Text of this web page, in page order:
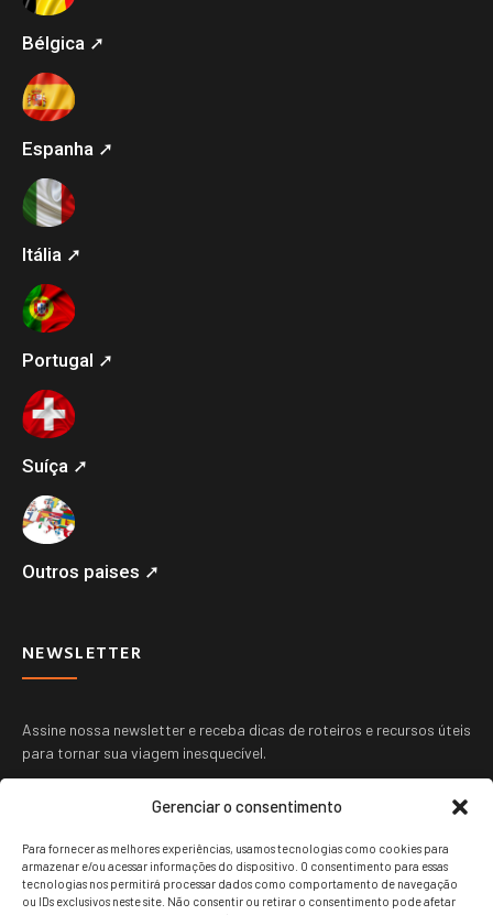
Gerenciar o consentimento
Para fornecer as melhores experiências, usamos tecnologias como cookies para
armazenar e/ou acessar informações do dispositivo. O consentimento para essas
tecnologias nos permitirá processar dados como comportamento de navegação
ou IDs exclusivos neste site. Não consentir ou retirar o consentimento pode afetar
Bélgica ➚
Espanha ➚
Itália ➚
Portugal ➚
Suíça ➚
Outros paises ➚
NEWSLETTER
Assine nossa newsletter e receba dicas de roteiros e recursos úteis
para tornar sua viagem inesquecível.